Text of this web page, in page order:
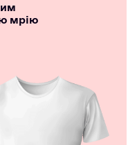
мрію